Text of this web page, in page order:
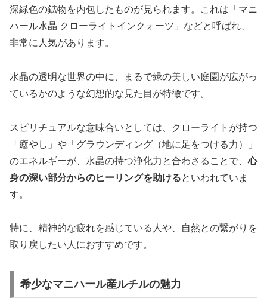
深緑色の鉱物を内包したものが見られます。これは「マニ
ハール水晶 クローライトインクォーツ」などと呼ばれ、
非常に人気があります。
水晶の透明な世界の中に、まるで緑の美しい庭園が広がっ
ているかのような幻想的な見た目 が特徴です。
スピリチュアルな意味合いとしては、クローライトが持つ
「癒やし」や「グラウンディング（地に足をつける力）」
のエネルギーが、水晶の持つ浄化力と合わさることで、心
身の深い部分からのヒーリングを助けるといわれていま
す。
特に、精神的な疲れを感じている人や、自然との繋がりを
取り戻したい人におすすめです。
希少なマニハール産ルチルの魅力